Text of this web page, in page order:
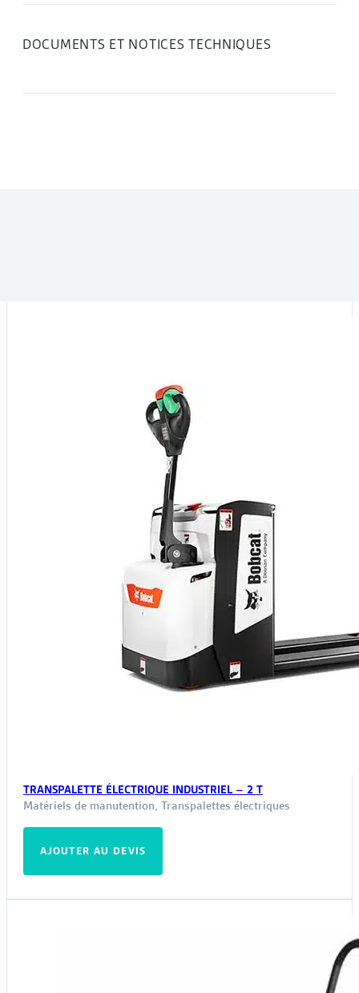
DOCUMENTS ET NOTICES TECHNIQUES
TRANSPALETTE ÉLECTRIQUE INDUSTRIEL – 2 T
Matériels de manutention, Transpalettes électriques
AJOUTER AU DEVIS